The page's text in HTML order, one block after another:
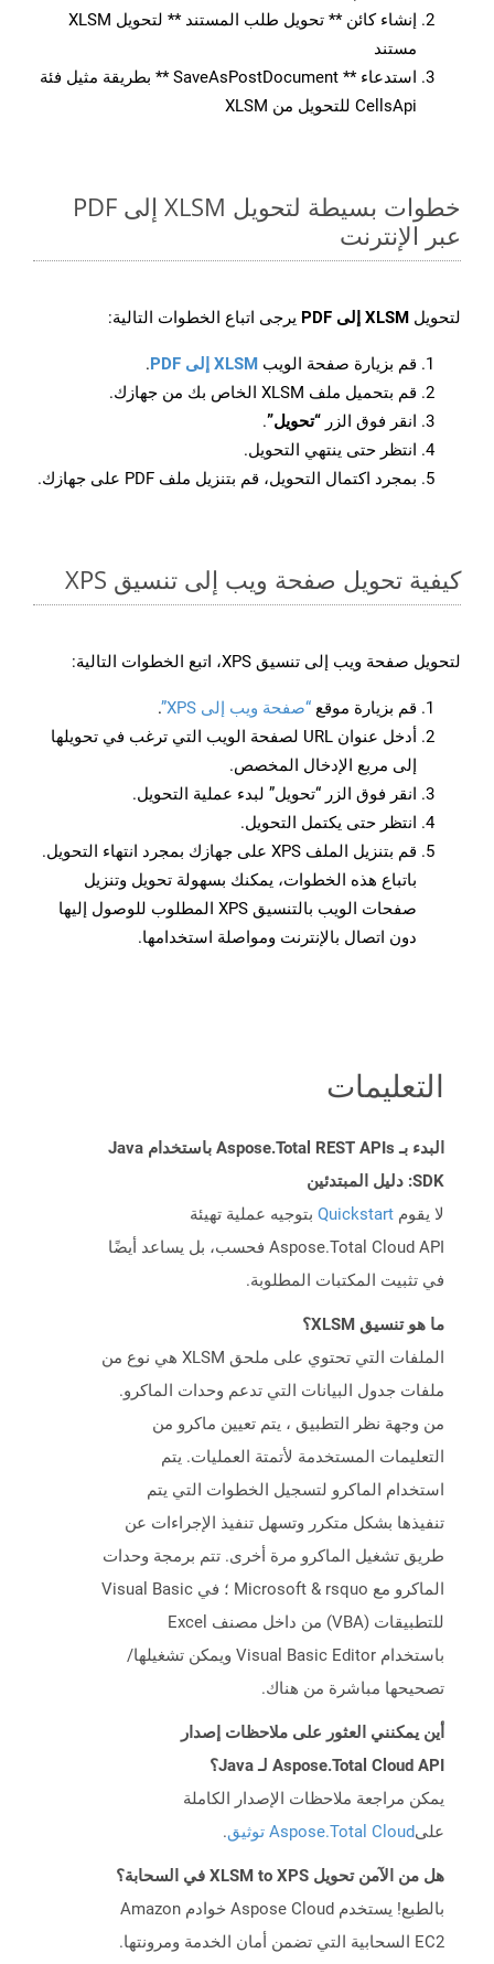
إنشاء كائن ** تحويل طلب المستند ** لتحويل XLSM
مستند
استدعاء ** SaveAsPostDocument ** بطريقة مثيل فئة
CellsApi للتحويل من XLSM
خطوات بسيطة لتحويل XLSM إلى PDF
عبر الإنترنت
لتحويل XLSM إلى PDF يرجى اتباع الخطوات التالية:
قم بزيارة صفحة الويب XLSM إلى PDF
.
قم بتحميل ملف XLSM الخاص بك من جهازك.
انقر فوق الزر “تحويل”.
انتظر حتى ينتهي التحويل.
بمجرد اكتمال التحويل، قم بتنزيل ملف PDF على جهازك.
كيفية تحويل صفحة ويب إلى تنسيق XPS
لتحويل صفحة ويب إلى تنسيق XPS، اتبع الخطوات التالية:
قم بزيارة موقع “صفحة ويب إلى XPS”
.
أدخل عنوان URL لصفحة الويب التي ترغب في تحويلها
إلى مربع الإدخال المخصص.
انقر فوق الزر “تحويل” لبدء عملية التحويل.
انتظر حتى يكتمل التحويل.
قم بتنزيل الملف XPS على جهازك بمجرد انتهاء التحويل.
باتباع هذه الخطوات، يمكنك بسهولة تحويل وتنزيل
صفحات الويب بالتنسيق XPS المطلوب للوصول إليها
دون اتصال بالإنترنت ومواصلة استخدامها.
التعليمات
البدء بـ Aspose.Total REST APIs باستخدام Java
SDK: دليل المبتدئين
لا يقوم Quickstart بتوجيه عملية تهيئة
Aspose.Total Cloud API فحسب، بل يساعد أيضًا
في تثبيت المكتبات المطلوبة.
ما هو تنسيق XLSM؟
الملفات التي تحتوي على ملحق XLSM هي نوع من
ملفات جدول البيانات التي تدعم وحدات الماكرو.
من وجهة نظر التطبيق ، يتم تعيين ماكرو من
التعليمات المستخدمة لأتمتة العمليات. يتم
استخدام الماكرو لتسجيل الخطوات التي يتم
تنفيذها بشكل متكرر وتسهل تنفيذ الإجراءات عن
طريق تشغيل الماكرو مرة أخرى. تتم برمجة وحدات
الماكرو مع Microsoft & rsquo ؛ في Visual Basic
للتطبيقات (VBA) من داخل مصنف Excel
باستخدام Visual Basic Editor ويمكن تشغيلها/
تصحيحها مباشرة من هناك.
أين يمكنني العثور على ملاحظات إصدار
Aspose.Total Cloud API لـ Java؟
يمكن مراجعة ملاحظات الإصدار الكاملة
علىAspose.Total Cloud توثيق .
هل من الآمن تحويل XLSM to XPS في السحابة؟
بالطبع! يستخدم Aspose Cloud خوادم Amazon
EC2 السحابية التي تضمن أمان الخدمة ومرونتها.